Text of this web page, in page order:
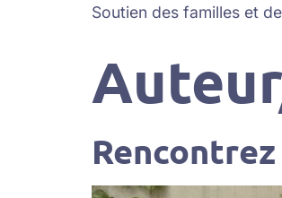
Soutien des familles et